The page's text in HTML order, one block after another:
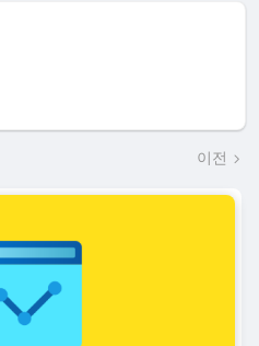
이전